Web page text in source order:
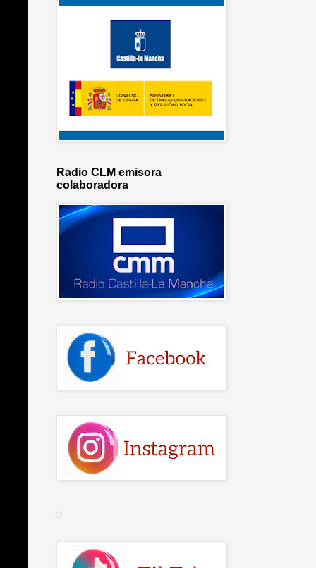
Radio CLM emisora
colaboradora